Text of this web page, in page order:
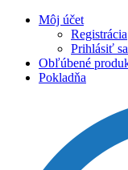
Môj účet
Registrácia
Prihlásiť sa
Obľúbené
Pokladňa